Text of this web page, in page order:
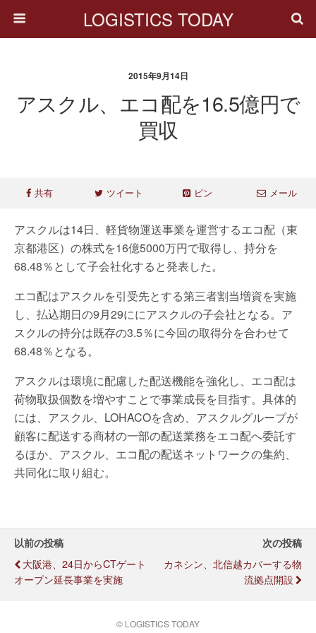
LOGISTICS TODAY
2015年9月14日
アスクル、エコ配を16.5億円で
買収
共有 ツイート ピン メール
アスクルは14日、軽貨物運送事業を運営するエコ配（東
京都港区）の株式を16億5000万円で取得し、持分を
68.48％として子会社化すると発表した。
エコ配はアスクルを引受先とする第三者割当増資を実施
し、払込期日の9月29ににアスクルの子会社となる。ア
スクルの持分は既存の3.5％に今回の取得分を合わせて
68.48％となる。
アスクルは環境に配慮した配送機能を強化し、エコ配は
荷物取扱個数を増やすことで事業成長を目指す。具体的
には、アスクル、LOHACOを含め、アスクルグループが
顧客に配送する商材の一部の配送業務をエコ配へ委託す
るほか、アスクル、エコ配の配送ネットワークの集約、
共同化に取り組む。
以前の投稿
大阪港、24日からCTゲート
オープン延長事業を実施
次の投稿
カネシン、北信越カバーする物
流拠点開設
© LOGISTICS TODAY